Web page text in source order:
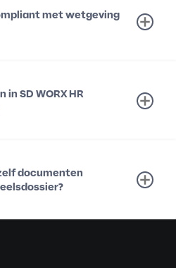
met wetgeving
SD WORX HR
documenten